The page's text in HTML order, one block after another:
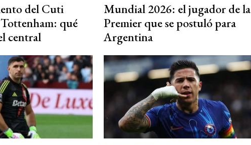
del Cuti
qué
central
Mundial 2026: el jugador de la
Premier que se postuló para
Argentina